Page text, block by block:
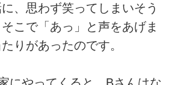
、思わず笑ってしまいそう
こで「あっ」と声をあげま
りがあったのです。